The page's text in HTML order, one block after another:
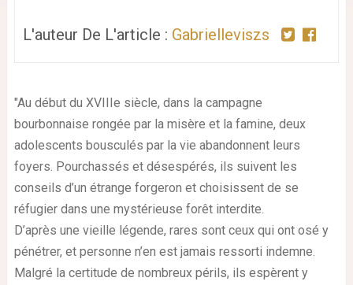
L'auteur De L'article : Gabrielleviszs
"Au début du XVIIIe siècle, dans la campagne
bourbonnaise rongée par la misère et la famine, deux
adolescents bousculés par la vie abandonnent leurs
foyers. Pourchassés et désespérés, ils suivent les
conseils d’un étrange forgeron et choisissent de se
réfugier dans une mystérieuse forêt interdite.
D’après une vieille légende, rares sont ceux qui ont osé y
pénétrer, et personne n’en est jamais ressorti indemne.
Malgré la certitude de nombreux périls, ils espèrent y